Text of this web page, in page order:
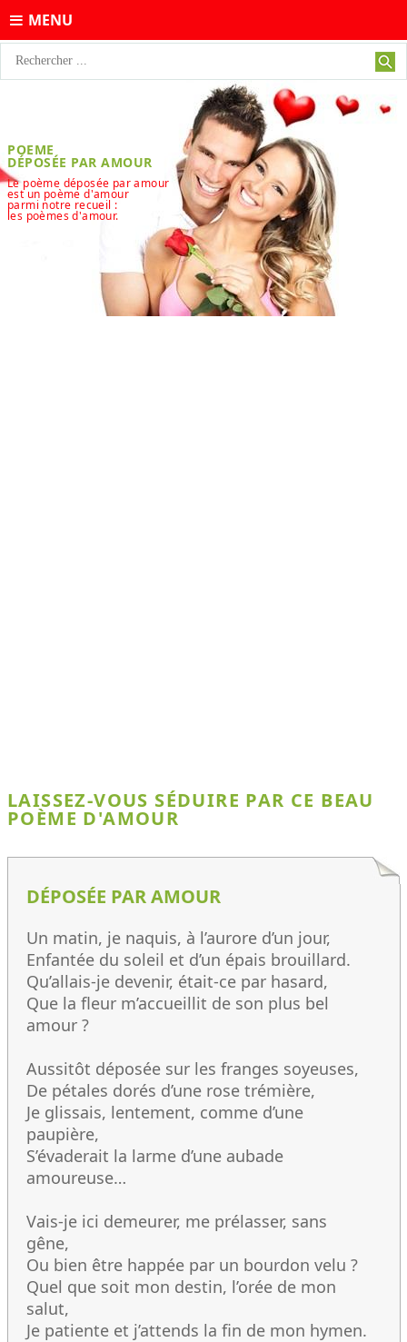
MENU
POEME
DÉPOSÉE PAR AMOUR
Le poème déposée par amour
est un poème d'amour
parmi notre recueil :
les poèmes d'amour.
LAISSEZ-VOUS SÉDUIRE PAR CE BEAU
POÈME D'AMOUR
DÉPOSÉE PAR AMOUR
Un matin, je naquis, à l’aurore d’un jour,
Enfantée du soleil et d’un épais brouillard.
Qu’allais-je devenir, était-ce par hasard,
Que la fleur m’accueillit de son plus bel
amour ?
Aussitôt déposée sur les franges soyeuses,
De pétales dorés d’une rose trémière,
Je glissais, lentement, comme d’une
paupière,
S’évaderait la larme d’une aubade
amoureuse…
Vais-je ici demeurer, me prélasser, sans
gêne,
Ou bien être happée par un bourdon velu ?
Quel que soit mon destin, l’orée de mon
salut,
Je patiente et j’attends la fin de mon hymen.